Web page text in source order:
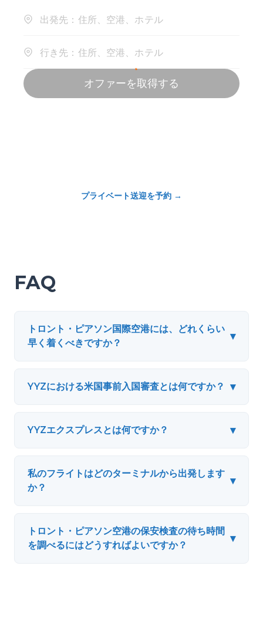
プライベート送迎を予約 →
FAQ
トロント・ピアソン国際空港には、どれくらい
早く着くべきですか？
▾
YYZにおける米国事前入国審査とは何ですか？ ▾
YYZエクスプレスとは何ですか？ ▾
私のフライトはどのターミナルから出発します
か？
▾
トロント・ピアソン空港の保安検査の待ち時間
を調べるにはどうすればよいですか？
▾